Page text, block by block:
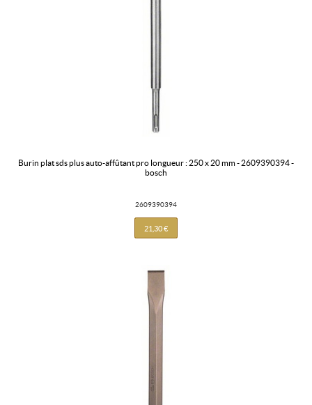
burin plat sds plus auto-affûtant pro longueur : 250 x 20 mm - 2609390394 -
bosch
2609390394
21,30 €